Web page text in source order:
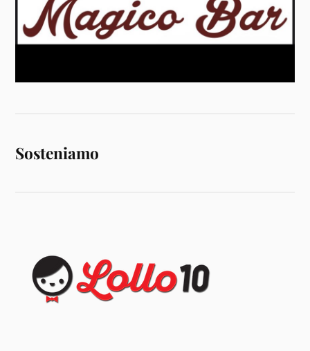
Sosteniamo